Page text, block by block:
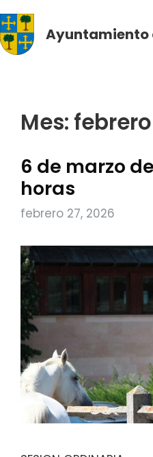
al
contenidoAyuntamiento
Mes:
6 de marzo
horas
febrero 27, 2026